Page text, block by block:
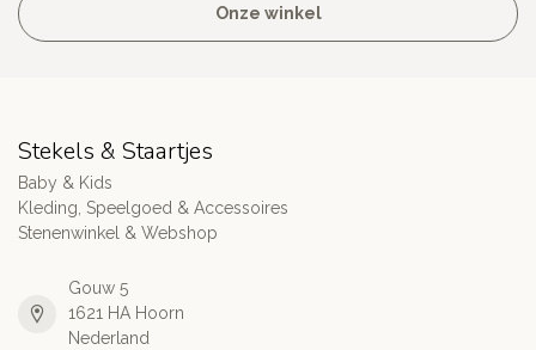
Onze winkel
Stekels & Staartjes
Baby & Kids
Kleding, Speelgoed & Accessoires
Stenenwinkel & Webshop
Gouw 5
1621 HA Hoorn
Nederland